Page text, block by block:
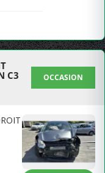
C3
OCCASION